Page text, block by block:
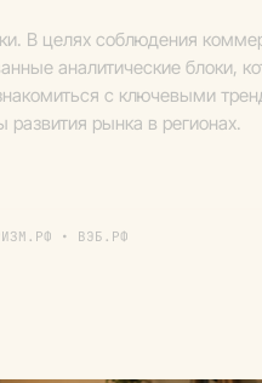
В целях соблюдения
аналитические блоки,
с ключевыми
рынка в регионах.
• ВЭБ.РФ